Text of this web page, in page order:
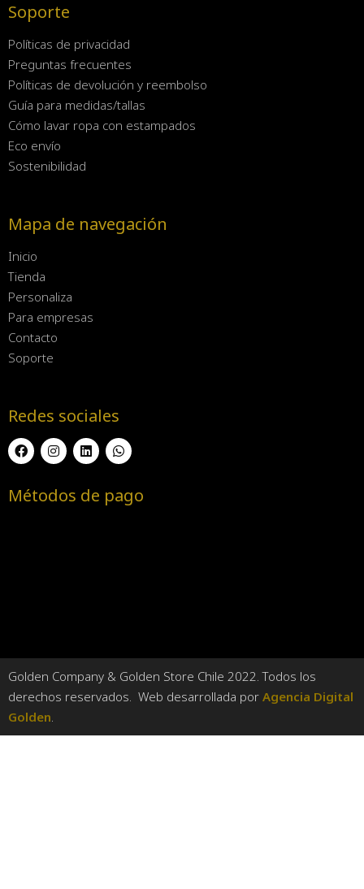
Soporte
Políticas de privacidad
Preguntas frecuentes
Políticas de devolución y reembolso
Guía para medidas/tallas
Cómo lavar ropa con estampados
Eco envío
Sostenibilidad
Mapa de navegación
Inicio
Tienda
Personaliza
Para empresas
Contacto
Soporte
Redes sociales
Métodos de pago
Golden Company & Golden Store Chile 2022. Todos los
derechos reservados. Web desarrollada por Agencia Digital
Golden.